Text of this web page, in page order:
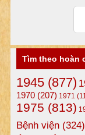
Tìm theo hoàn
1945(877)
1970(207) 1971
1975 (813)
Bệnh viện(324)